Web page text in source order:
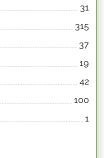
31
315
37
19
42
100
1